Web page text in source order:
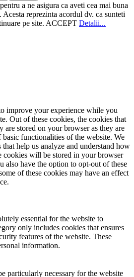
a ne asigura ca aveti cea mai buna
reprezinta acordul dv. ca sunteti
pe site. ACCEPT Detalii...
improve your experience while you
Out of these cookies, the cookies that
are stored on your browser as they are
functionalities of the website. We
help us analyze and understand how
cookies will be stored in your browser
also have the option to opt-out of these
of these cookies may have an effect
essential for the website to
only includes cookies that ensures
features of the website. These
information.
particularly necessary for the website